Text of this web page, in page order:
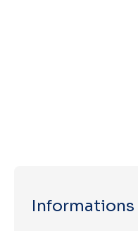
Informations